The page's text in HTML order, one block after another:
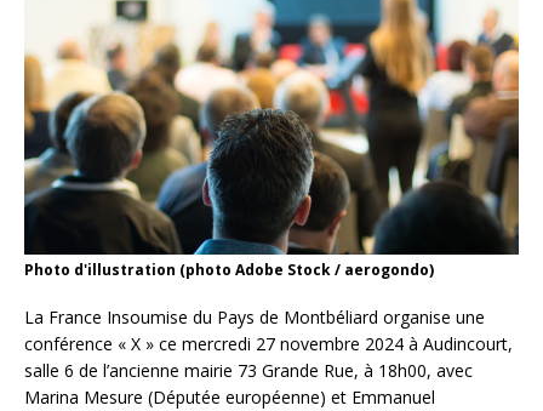
Photo d'illustration (photo Adobe Stock / aerogondo)
La France Insoumise du Pays de Montbéliard organise une
conférence « X » ce mercredi 27 novembre 2024 à Audincourt,
salle 6 de l’ancienne mairie 73 Grande Rue, à 18h00, avec
Marina Mesure (Députée européenne) et Emmanuel